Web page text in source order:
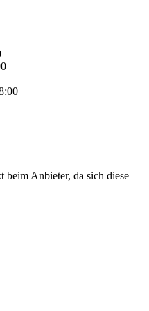
Anbieter, da sich diese